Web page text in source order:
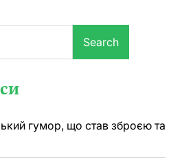
Search
гумор, що став зброєю та